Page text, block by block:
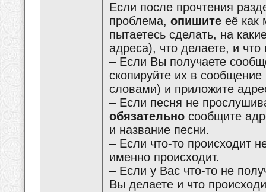
Если после прочтения
проблема, опишитееё как
пытаетесь сделать, на
адреса), что делаете, и
– Если Вы получаете
скопируйте их в
словами) и приложите
– Если песня не
обязательносообщите
и название песни.
– Если что-то происходит
именно происходит.
– Если у Вас что-то не
Вы делаете и что